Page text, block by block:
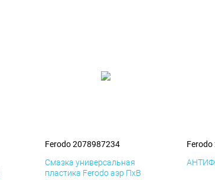
Ferodo 2078987234
Смазка универсальная
пластика Ferodo аэр ПхВ